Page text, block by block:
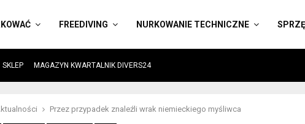
FREEDIVING NURKOWANIE TECHNICZNE
SKLEP MAGAZYN KWARTALNIK DIVERS24
Przez przypadek znaleźli wrak niemieckiego myśliwca